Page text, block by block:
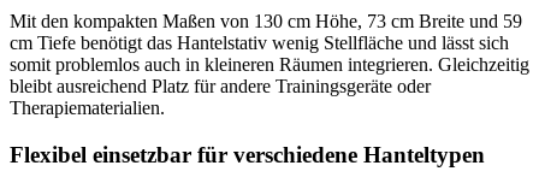
Mit den kompakten Maßen von 130 cm Höhe, 73 cm Breite und 59
cm Tiefe benötigt das Hantelstativ wenig Stellfläche und lässt sich
somit problemlos auch in kleineren Räumen integrieren. Gleichzeitig
bleibt ausreichend Platz für andere Trainingsgeräte oder
Therapiematerialien.
Flexibel einsetzbar für verschiedene Hanteltypen